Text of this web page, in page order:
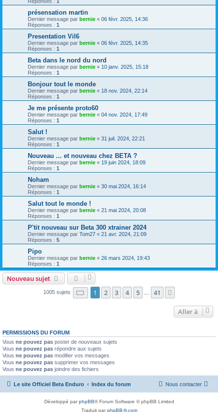
présensation martin
Dernier message par bernie « 06 févr. 2025, 14:36
Réponses : 1
Presentation Vil6
Dernier message par bernie « 06 févr. 2025, 14:35
Réponses : 1
Beta dans le nord du nord
Dernier message par bernie « 10 janv. 2025, 15:18
Réponses : 1
Bonjour tout le monde
Dernier message par bernie « 18 nov. 2024, 22:14
Réponses : 1
Je me présente proto60
Dernier message par bernie « 04 nov. 2024, 17:49
Réponses : 1
Salut !
Dernier message par bernie « 31 juil. 2024, 22:21
Réponses : 1
Nouveau ... et nouveau chez BETA ?
Dernier message par bernie « 19 juin 2024, 18:09
Réponses : 1
Noham
Dernier message par bernie « 30 mai 2024, 16:14
Réponses : 1
Salut tout le monde !
Dernier message par bernie « 21 mai 2024, 20:08
Réponses : 1
P'tit nouveau sur Beta 300 xtrainer 2024
Dernier message par Tom27 « 21 avr. 2024, 21:09
Réponses : 5
Pipo
Dernier message par bernie « 26 mars 2024, 19:43
Réponses : 1
Nouveau sujet
1005 sujets Page 1sur41
1 2 3 4 5 41
Aller à
PERMISSIONS DU FORUM
Vous ne pouvez pas poster de nouveaux sujets
Vous ne pouvez pas répondre aux sujets
Vous ne pouvez pas modifier vos messages
Vous ne pouvez pas supprimer vos messages
Vous ne pouvez pas joindre des fichiers
Le site Officiel Beta Enduro Index du forum Nous contacter
Développé parphpBB® Forum Software © phpBB Limited
Traduit parphpBB-fr.com